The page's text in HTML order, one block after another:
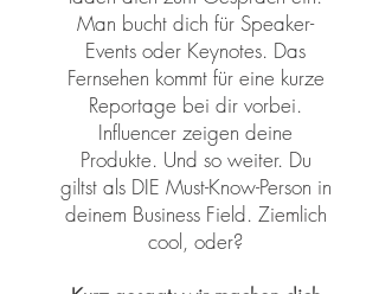
Man bucht dich für Speaker-
Events oder Keynotes. Das
Fernsehen kommt für eine kurze
Reportage bei dir vorbei.
Influencer zeigen deine
Produkte. Und so weiter. Du
giltst als DIE Must-Know-Person in
deinem Business Field. Ziemlich
cool, oder?